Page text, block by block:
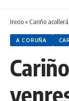
Inicio» Cariño acollerá
A CORUÑA